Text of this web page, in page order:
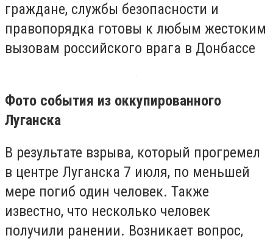
граждане, службы безопасности и
правопорядка готовы к любым жестоким
вызовам российского врага в Донбассе
Фото события из оккупированного
Луганска
В результате взрыва, который прогремел
в центре Луганска 7 июля, по меньшей
мере погиб один человек. Также
известно, что несколько человек
получили ранении. Возникает вопрос,